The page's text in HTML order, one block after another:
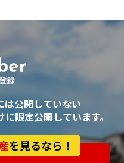
は公開していない
限定公開しています。